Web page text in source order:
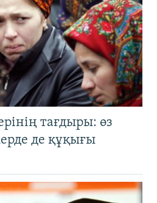
тағдыры: өз
де құқығы